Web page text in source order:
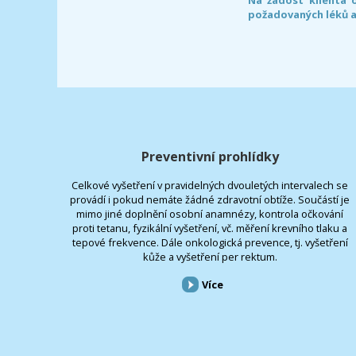
požadovaných léků
Preventivní prohlídky
Celkové vyšetření v pravidelných dvouletých intervalech se
provádí i pokud nemáte žádné zdravotní obtíže. Součástí je
mimo jiné doplnění osobní anamnézy, kontrola očkování
proti tetanu, fyzikální vyšetření, vč. měření krevního tlaku a
tepové frekvence. Dále onkologická prevence, tj. vyšetření
kůže a vyšetření per rektum.
Více